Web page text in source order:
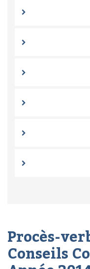
Procès-
Conseils